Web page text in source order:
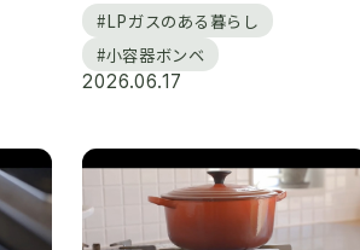
#LPガスのある暮らし
#小容器ボンベ
2026.06.17